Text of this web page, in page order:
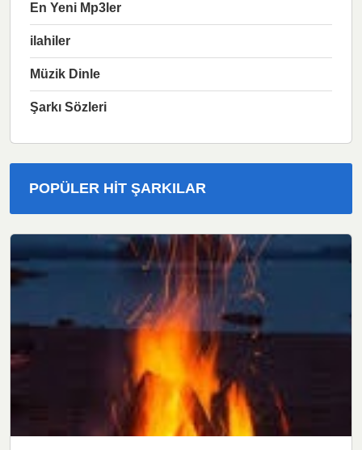
En Yeni Mp3ler
ilahiler
Müzik Dinle
Şarkı Sözleri
POPÜLER HIT ŞARKILAR